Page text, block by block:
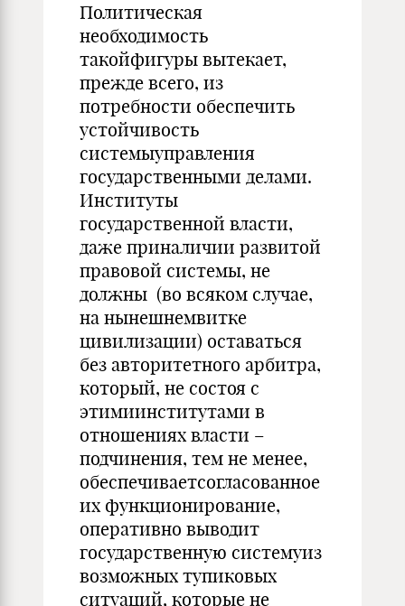
Политическая
необходимость
такойфигуры вытекает,
прежде всего, из
потребности обеспечить
устойчивость
системыуправления
государственными делами.
Институты
государственной власти,
даже приналичии развитой
правовой системы, не
должны (во всяком случае,
на нынешнемвитке
цивилизации) оставаться
без авторитетного арбитра,
который, не состоя с
этимиинститутами в
отношениях власти –
подчинения, тем не менее,
обеспечиваетсогласованное
их функционирование,
оперативно выводит
государственную системуиз
возможных тупиковых
ситуаций, которые не